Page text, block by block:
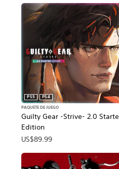
Guilty Gear -Strive- 2.0
Edition
PS5
PS4
PAQUETE DE JUEGO
US$89.99